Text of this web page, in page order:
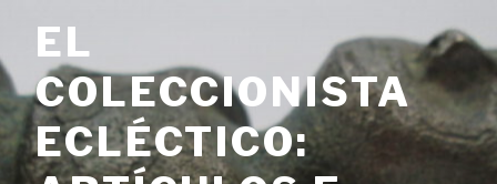
contenido
EL
COLECCIONISTA
ECLÉCTICO: